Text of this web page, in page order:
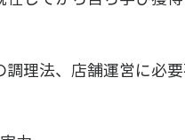
理法、店舗運営に必